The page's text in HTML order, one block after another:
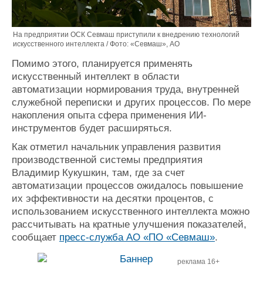
На предприятии ОСК Севмаш приступили к внедрению технологий
искусственного интеллекта / Фото: «Севмаш», АО
Помимо этого, планируется применять
искусственный интеллект в области
автоматизации нормирования труда, внутренней
служебной переписки и других процессов. По мере
накопления опыта сфера применения ИИ-
инструментов будет расширяться.
Как отметил начальник управления развития
производственной системы предприятия
Владимир Кукушкин, там, где за счет
автоматизации процессов ожидалось повышение
их эффективности на десятки процентов, с
использованием искусственного интеллекта можно
рассчитывать на кратные улучшения показателей,
сообщает пресс-служба АО «ПО «Севмаш».
реклама 16+